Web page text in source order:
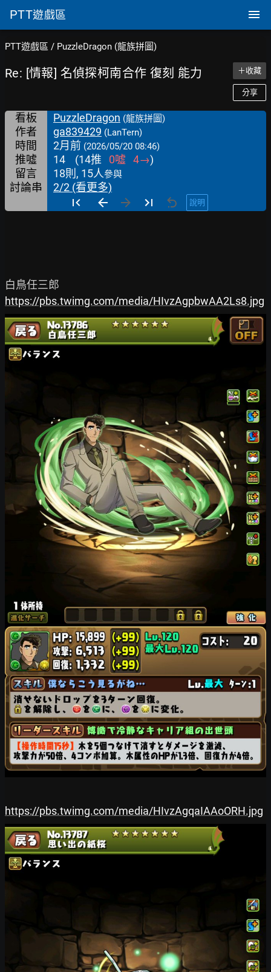
PTT遊戲區
PTT遊戲區 / PuzzleDragon (龍族拼圖)
Re: [情報] 名偵探柯南合作 復刻 能力 ＋收藏
分享
看板 PuzzleDragon (龍族拼圖)
作者 ga839429 (LanTern)
時間 2月前 (2026/05/20 08:46)
推噓 14 (14推 0噓 4→)
留言
18則, 15人參與
討論串 2/2 (看更多)
說明
https://pbs.twimg.com/media/HIvzAgpbwAA2Ls8.jpg
https://pbs.twimg.com/media/HIvzAgqaIAAoORH.jpg